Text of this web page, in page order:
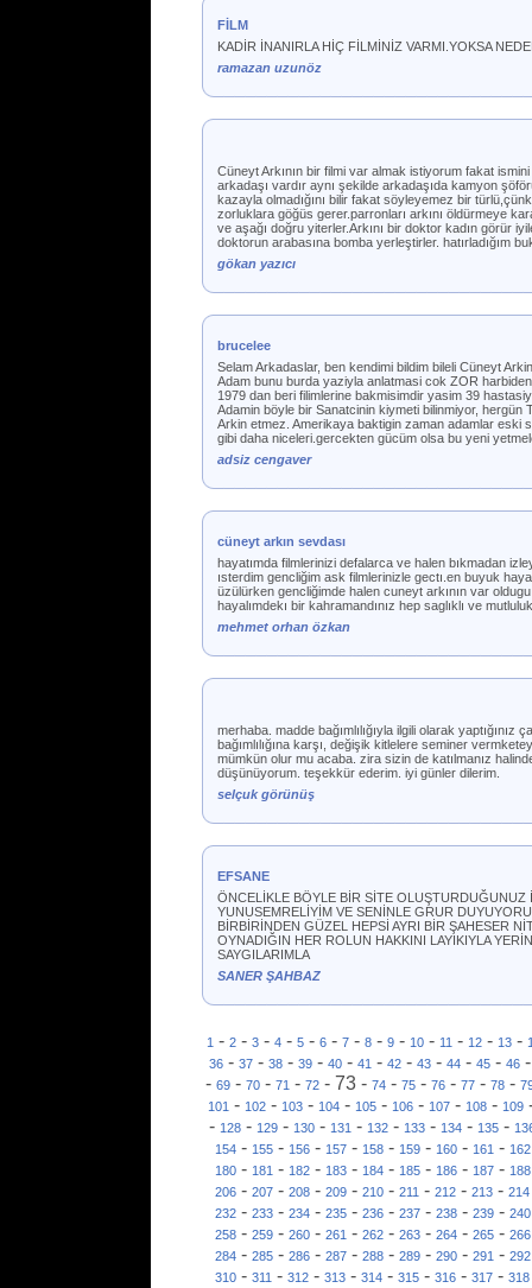
FİLM
KADİR İNANIRLA HİÇ FİLMİNİZ VARMI.YOKSA
ramazan uzunöz
Cüneyt Arkının bir filmi var almak istiyorum fakat
arkadaşı vardır aynı şekilde arkadaşıda kamyon
kazayla olmadığını bilir fakat söyleyemez bir
zorluklara göğüs gerer.parronları arkını öldürmeye
ve aşağı doğru yiterler.Arkını bir doktor kadın görür
doktorun arabasına bomba yerleştirler. hatırladığım
gökan yazıcı
brucelee
Selam Arkadaslar, ben kendimi bildim bileli Cüneyt
Adam bunu burda yaziyla anlatmasi cok ZOR
1979 dan beri filimlerine bakmisimdir yasim 39
Adamin böyle bir Sanatcinin kiymeti bilinmiyor,
Arkin etmez. Amerikaya baktigin zaman adamlar eski
gibi daha niceleri.gercekten gücüm olsa bu yeni
adsiz cengaver
cüneyt arkın sevdası
hayatımda filmlerinizi defalarca ve halen bıkmadan
ısterdim gencliğim ask filmlerinizle gectı.en buyuk
üzülürken gencliğimde halen cuneyt arkının var oldugu
hayalımdekı bir kahramandınız hep saglıklı ve
mehmet orhan özkan
merhaba. madde bağımlılığıyla ilgili olarak
bağımlılığına karşı, değişik kitlelere seminer
mümkün olur mu acaba. zira sizin de katılmanız
düşünüyorum. teşekkür ederim. iyi günler dilerim.
selçuk görünüş
EFSANE
ÖNCELİKLE BÖYLE BİR SİTE OLUŞTURDUĞUNUZ
YUNUSEMRELİYİM VE SENİNLE GRUR
BİRBİRİNDEN GÜZEL HEPSİ AYRI BİR ŞAHESER
OYNADIĞIN HER ROLUN HAKKINI LAYIKIYLA
SAYGILARIMLA
SANER ŞAHBAZ
1- 2- 3- 4- 5- 6- 7- 8- 9- 10- 11- 12- 13-
36- 37- 38- 39- 40- 41- 42- 43- 44- 45- 46
- 69 - 70 - 71 - 72 - 73 - 74 - 75 - 76 - 77 - 78 -
101 - 102 - 103 - 104 - 105 - 106 - 107 - 108 - 109
- 128 - 129 - 130 - 131 - 132 - 133 - 134 - 135 -
154- 155- 156- 157- 158- 159- 160- 161- 162
180- 181- 182- 183- 184- 185- 186- 187- 188
206 - 207 - 208 - 209 - 210 - 211 - 212 - 213 - 214
232- 233- 234- 235- 236- 237- 238- 239- 240
258- 259- 260- 261- 262- 263- 264- 265- 266
284- 285- 286- 287- 288- 289- 290- 291- 292
310 - 311 - 312 - 313 - 314 - 315 - 316 - 317 - 318